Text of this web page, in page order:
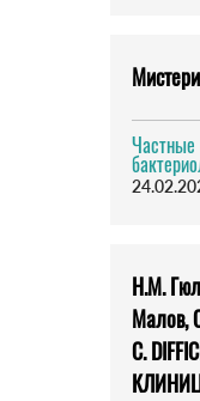
Частные
Н.М.
Малов,
C.